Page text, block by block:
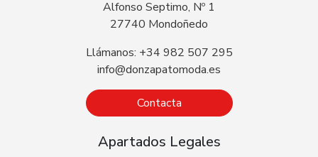
Alfonso Septimo, Nº 1
27740 Mondoñedo
Llámanos: +34 982 507 295
info@donzapatomoda.es
Contacta
Apartados Legales